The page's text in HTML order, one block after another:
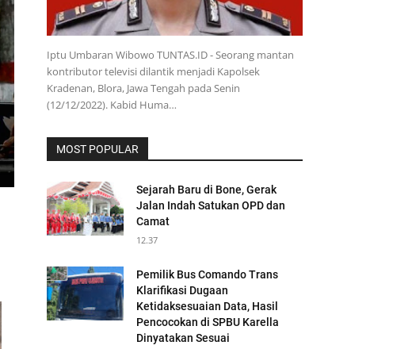
Iptu Umbaran Wibowo TUNTAS.ID - Seorang mantan
kontributor televisi dilantik menjadi Kapolsek
Kradenan, Blora, Jawa Tengah pada Senin
(12/12/2022). Kabid Huma…
MOST POPULAR
Sejarah Baru di Bone, Gerak
Jalan Indah Satukan OPD dan
Camat
12.37
Pemilik Bus Comando Trans
Klarifikasi Dugaan
Ketidaksesuaian Data, Hasil
Pencocokan di SPBU Karella
Dinyatakan Sesuai